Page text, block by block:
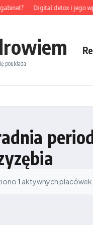
Digital detox i jego
poukłada
1 aktywnych placówek.